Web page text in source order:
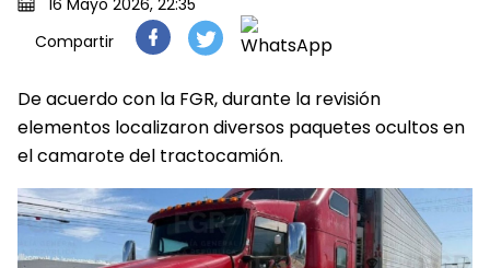
16 Mayo 2026, 22:35
Compartir
De acuerdo con la FGR, durante la revisión
elementos localizaron diversos paquetes ocultos en
el camarote del tractocamión.